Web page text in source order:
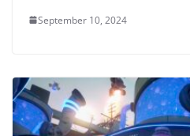
September 10, 2024